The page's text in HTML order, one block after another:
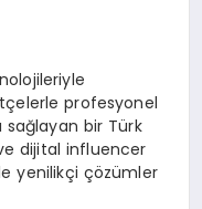
profesyonel
sağlayan bir Türk
dijital influencer
yenilikçi çözümler